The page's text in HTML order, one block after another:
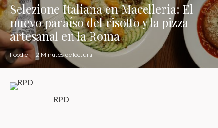
Selezione Italiana en Macelleria: El
nuevo paraíso del risotto y la pizza
artesanal en la Roma
Foodie · 2 Minutos de lectura
RPD